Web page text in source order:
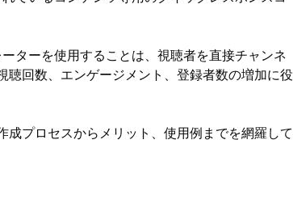
ターを使用することは、視聴者を直接チャンネ
聴回数、エンゲージメント、登録者数の増加に役
プロセスからメリット、使用例までを網羅して